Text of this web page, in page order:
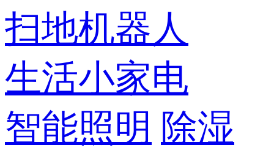
扫地机器人
生活小家电
智能照明 除湿